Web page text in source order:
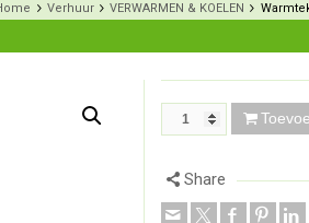
Verhuur VERWARMEN & KOELEN
Share